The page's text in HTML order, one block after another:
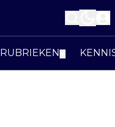
RUBRIEKEN